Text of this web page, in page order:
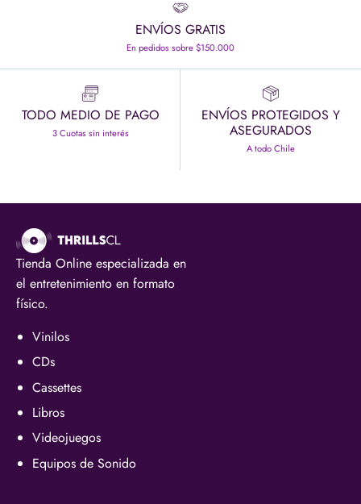
ENVÍOS GRATIS
En pedidos sobre $150.000
TODO MEDIO DE PAGO
3 Cuotas sin interés
ENVÍOS PROTEGIDOS Y
ASEGURADOS
A todo Chile
Tienda Online especializada en
el entretenimiento en formato
físico.
Vinilos
CDs
Cassettes
Libros
Videojuegos
Equipos de Sonido